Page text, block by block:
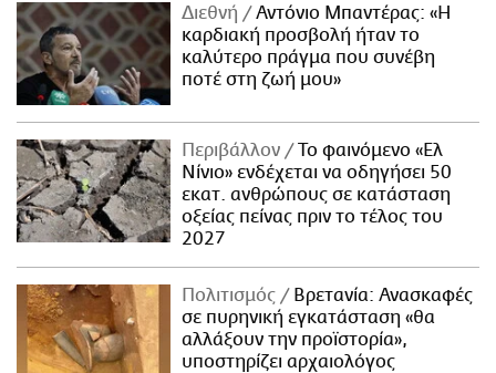
Διεθνή
Αντόνιο Μπαντέρας: «Η
καρδιακή προσβολή ήταν το
καλύτερο πράγμα που συνέβη
ποτέ στη ζωή μου»
Περιβάλλον
Το φαινόμενο «Ελ
Νίνιο» ενδέχεται να οδηγήσει 50
εκατ. ανθρώπους σε κατάσταση
οξείας πείνας πριν το τέλος του
2027
Πολιτισμός
Βρετανία: Ανασκαφές
σε πυρηνική εγκατάσταση «θα
αλλάξουν την προϊστορία»,
υποστηρίζει αρχαιολόγος